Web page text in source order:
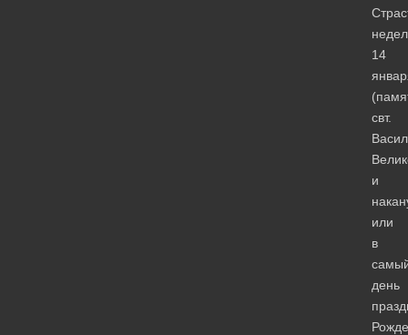
14
свт.
и
или
в
день